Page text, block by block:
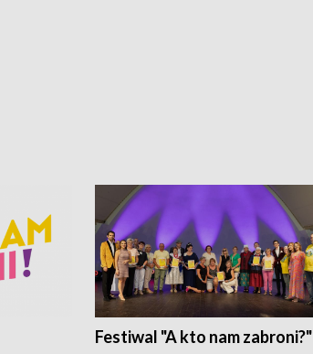
Festiwal "A kto nam zabroni?"